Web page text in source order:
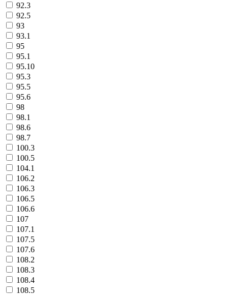
92.3
92.5
93
93.1
95
95.1
95.10
95.3
95.5
95.6
98
98.1
98.6
98.7
100.3
100.5
104.1
106.2
106.3
106.5
106.6
107
107.1
107.5
107.6
108.2
108.3
108.4
108.5